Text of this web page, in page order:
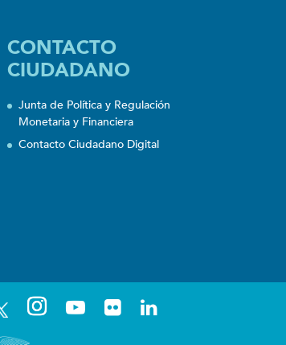
CONTACTO
CIUDADANO
Junta de Política y Regulación
Monetaria y Financiera
Contacto Ciudadano Digital